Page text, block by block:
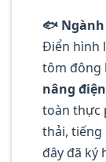
🐟
Điển hình
tôm đông
nâng
toàn thực
thải, tiếng
đây đã ký